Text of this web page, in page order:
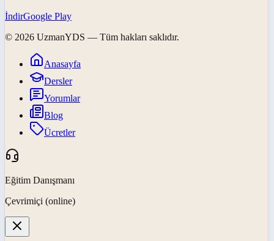
İndirGoogle Play
© 2026 UzmanYDS — Tüm hakları saklıdır.
Anasayfa
Dersler
Yorumlar
Blog
Ücretler
Eğitim Danışmanı
Çevrimiçi (online)